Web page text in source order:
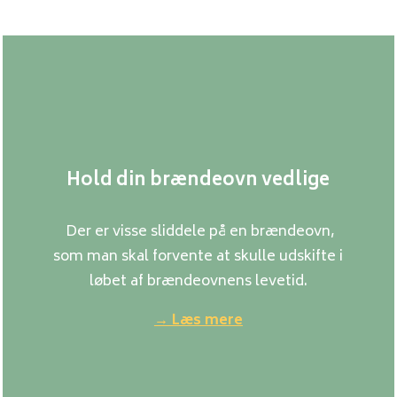
Hold din brændeovn vedlige
Der er visse sliddele på en brændeovn,
som man skal forvente at skulle udskifte i
løbet af brændeovnens levetid.
→ Læs mere